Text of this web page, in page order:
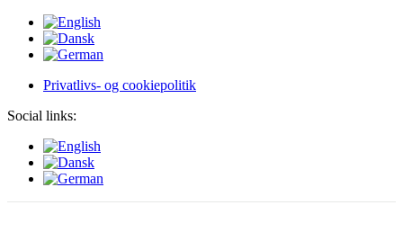
Privatlivs- og cookiepolitik
Social links: